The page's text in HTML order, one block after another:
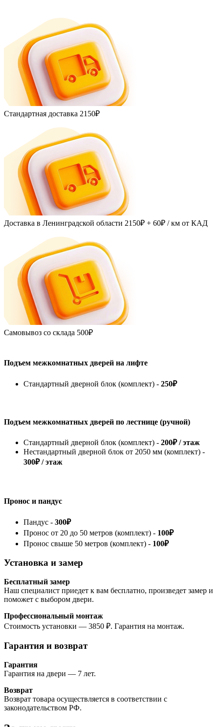
Стандартная доставка 2150₽
Доставка в Ленинградской области 2150₽ + 60₽ / км от КАД
Самовывоз со склада 500₽
Подъем межкомнатных дверей на лифте
Стандартный дверной блок (комплект) - 250₽
Подъем межкомнатных дверей по лестнице (ручной)
Стандартный дверной блок (комплект) - 200₽ / этаж
Нестандартный дверной блок от 2050 мм (комплект) -
300₽ / этаж
Пронос и пандус
Пандус - 300₽
Пронос от 20 до 50 метров (комплект) - 100₽
Пронос свыше 50 метров (комплект) - 100₽
Установка и замер
Бесплатный замер
Наш специалист приедет к вам бесплатно, произведет замер и
поможет с выбором двери.
Профессиональный монтаж
Стоимость установки — 3850 ₽. Гарантия на монтаж.
Гарантия и возврат
Гарантия
Гарантия на двери — 7 лет.
Возврат
Возврат товара осуществляется в соответствии с
законодательством РФ.